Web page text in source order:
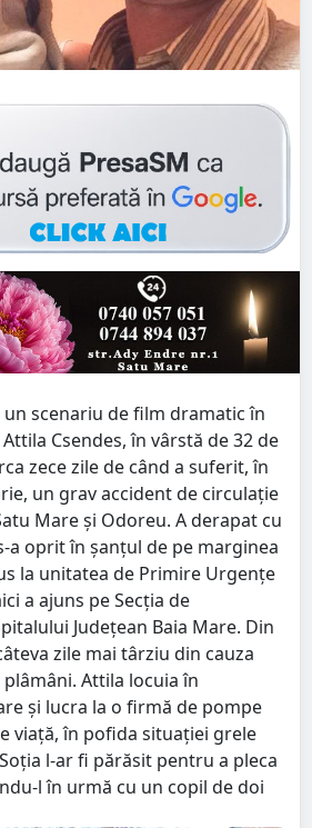
un scenariu de film dramatic în
Csendes, în vârstă de 32 de
zece zile de când a suferit, în
un grav accident de circulație
Mare și Odoreu. A derapat cu
a oprit în șanțul de pe marginea
la unitatea de Primire Urgențe
a ajuns pe Secția de
Județean Baia Mare. Din
zile mai târziu din cauza
Attila locuia în
și lucra la o firmă de pompe
viață, în pofida situației grele
l-ar fi părăsit pentru a pleca
l în urmă cu un copil de doi